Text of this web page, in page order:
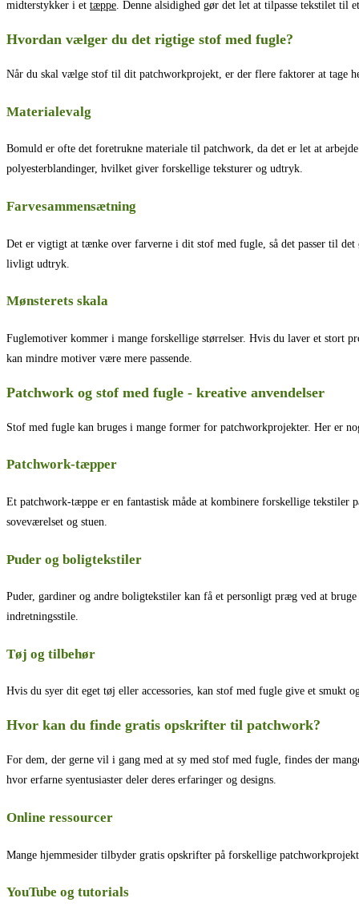
midterstykker i et tæppe. Denne alsidighed gør det let at tilpasse tekstilet til
Hvordan vælger du det rigtige stof med fugle?
Når du skal vælge stof til dit patchworkprojekt, er der flere faktorer at tage
Materialevalg
Bomuld er ofte det foretrukne materiale til patchwork, da det er let at
polyesterblandinger, hvilket giver forskellige teksturer og udtryk.
Farvesammensætning
Det er vigtigt at tænke over farverne i dit stof med fugle, så det passer til
livligt udtryk.
Mønsterets skala
Fuglemotiver kommer i mange forskellige størrelser. Hvis du laver et stort
kan mindre motiver være mere passende.
Patchwork og stof med fugle - kreative anvendelser
Stof med fugle kan bruges i mange former for patchworkprojekter. Her er
Patchwork-tæpper
Et patchwork-tæppe er en fantastisk måde at kombinere forskellige tekstiler
soveværelset og stuen.
Puder og boligtekstiler
Puder, gardiner og andre boligtekstiler kan få et personligt præg ved at
indretningsstile.
Tøj og tilbehør
Hvis du syer dit eget tøj eller accessories, kan stof med fugle give et smukt
Hvor kan du finde gratis opskrifter til patchwork?
For dem, der gerne vil i gang med at sy med stof med fugle, findes der
hvor erfarne syentusiaster deler deres erfaringer og designs.
Online ressourcer
Mange hjemmesider tilbyder gratis opskrifter på forskellige
YouTube og tutorials